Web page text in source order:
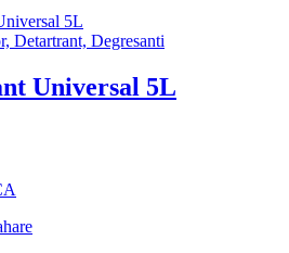
Detartrant, Degresanti
Universal 5L